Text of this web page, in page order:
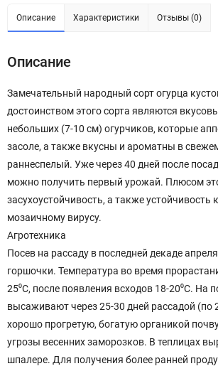
Описание Характеристики Отзывы (0)
Описание
Замечательный народный сорт огурца
достоинством этого сорта являются
небольших (7-10 см) огурчиков, которые
засоле, а также вкусны и ароматны в
раннеспелый. Уже через 40 дней после
можно получить первый урожай. Плюсом
засухоустойчивость, а также устойчивость
мозаичному вирусу.
Агротехника
Посев на рассаду в последней декаде
горшочки. Температура во время
25⁰С, после появления всходов 18-20⁰С. На
высаживают через 25-30 дней рассадой (по
хорошо прогретую, богатую органикой
угрозы весенних заморозков. В теплицах
шпалере. Для получения более ранней